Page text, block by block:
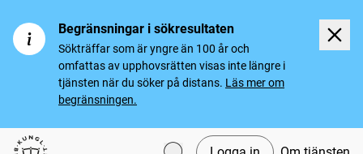
Begränsningar i sökresultaten
Sökträffar som är yngre än 100 år och
omfattas av upphovsrätten visas inte längre i
tjänsten när du söker på distans. Läs mer om
begränsningen.